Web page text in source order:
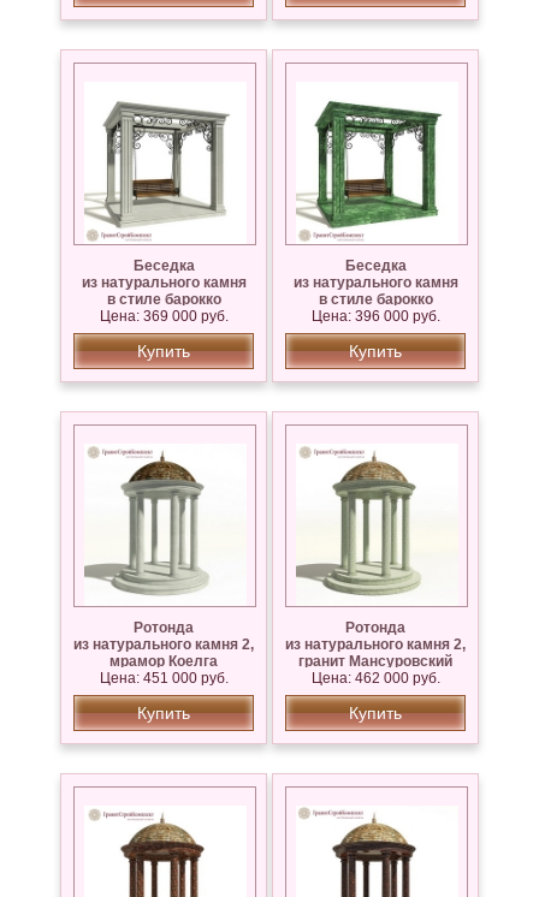
Беседка
из натурального камня
в стиле барокко
и рококо,мрамор Коелга,
Известняк Сары — Таш
Цена: 369 000 руб.
Купить
Беседка
из натурального камня
в стиле барокко
и рококо,мрамор
Змеевик
Цена: 396 000 руб.
Купить
Ротонда
из натурального камня 2,
мрамор Коелга
Цена: 451 000 руб.
Купить
Ротонда
из натурального камня 2,
гранит Мансуровский
Цена: 462 000 руб.
Купить